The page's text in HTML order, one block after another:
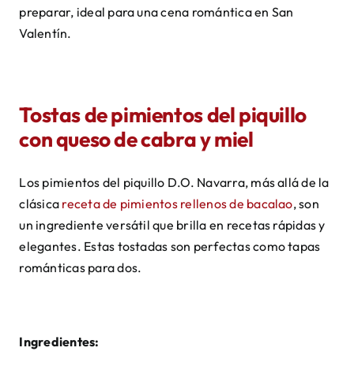
preparar, ideal para una cena romántica en San
Valentín.
Tostas de pimientos del piquillo
con queso de cabra y miel
Los pimientos del piquillo D.O. Navarra, más allá de la
clásica receta de pimientos rellenos de bacalao, son
un ingrediente versátil que brilla en recetas rápidas y
elegantes. Estas tostadas son perfectas como tapas
románticas para dos.
Ingredientes: